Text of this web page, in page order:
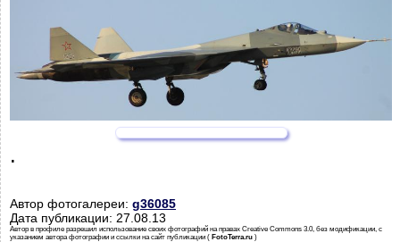
.
Автор фотогалереи: g36085
Дата публикации: 27.08.13
Автор в профиле разрешил использование своих фотографий на правах Creative Commons 3.0, без модификации, с
указанием автора фотографии и ссылки на сайт публикации ( FotoTerra.ru )